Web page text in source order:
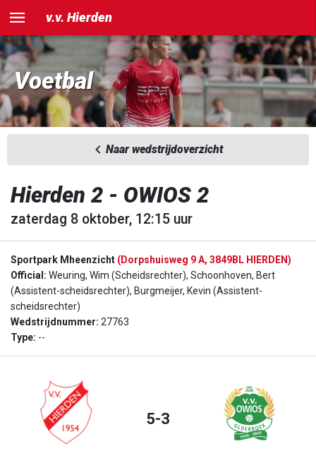
v.v. Hierden
Voetbal
Naar wedstrijdoverzicht
Hierden 2 - OWIOS 2
zaterdag 8 oktober, 12:15 uur
Sportpark Mheenzicht (Dorpshuisweg 9 A, 3849BL HIERDEN)
Official: Weuring, Wim (Scheidsrechter), Schoonhoven, Bert
(Assistent-scheidsrechter), Burgmeijer, Kevin (Assistent-
scheidsrechter)
Wedstrijdnummer: 27763
Type: --
5-3